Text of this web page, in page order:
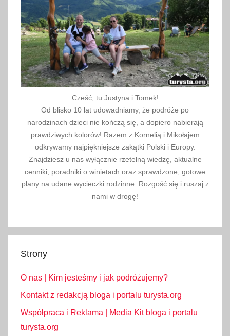
Cześć, tu Justyna i Tomek!
Od blisko 10 lat udowadniamy, że podróże po
narodzinach dzieci nie kończą się, a dopiero nabierają
prawdziwych kolorów! Razem z Kornelią i Mikołajem
odkrywamy najpiękniejsze zakątki Polski i Europy.
Znajdziesz u nas wyłącznie rzetelną wiedzę, aktualne
cenniki, poradniki o winietach oraz sprawdzone, gotowe
plany na udane wycieczki rodzinne. Rozgość się i ruszaj z
nami w drogę!
Strony
O nas | Kim jesteśmy i jak podróżujemy?
Kontakt z redakcją bloga i portalu turysta.org
Współpraca i Reklama | Media Kit bloga i portalu
turysta.org